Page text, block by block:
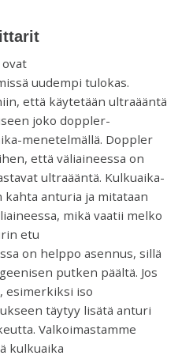
uudempi tulokas.
että käytetään ultraääntä
joko doppler-
menetelmällä. Doppler
että väliaineessa on
ultraääntä. Kulkuaika-
anturia ja mitataan
mikä vaatii melko
etu
on helppo asennus, sillä
putken päältä. Jos
esimerkiksi iso
täytyy lisätä anturi
Valkoimastamme
kulkuaika